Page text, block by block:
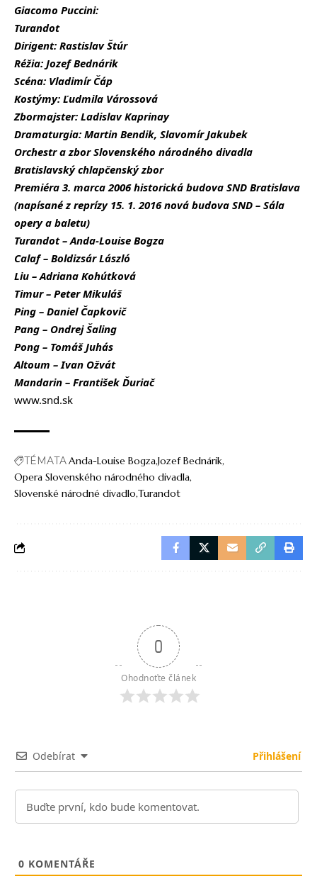
Giacomo Puccini:
Turandot
Dirigent: Rastislav Štúr
Réžia: Jozef Bednárik
Scéna: Vladimír Čáp
Kostýmy: Ľudmila Várossová
Zbormajster: Ladislav Kaprinay
Dramaturgia: Martin Bendik, Slavomír Jakubek
Orchestr a zbor Slovenského národného divadla
Bratislavský chlapčenský zbor
Premiéra 3. marca 2006 historická budova SND Bratislava
(napísané z reprízy 15. 1. 2016 nová budova SND – Sála
opery a baletu)
Turandot – Anda-Louise Bogza
Calaf – Boldizsár László
Liu – Adriana Kohútková
Timur – Peter Mikuláš
Ping – Daniel Čapkovič
Pang – Ondrej Šaling
Pong – Tomáš Juhás
Altoum – Ivan Ožvát
Mandarin – František Ďuriač
www.snd.sk
TÉMATAAnda-Louise BogzaJozef Bednárik
Opera Slovenského národného divadla
Slovenské národné divadlo Turandot
0
Ohodnoťte článek
Odebírat Přihlášení
0 KOMENTÁŘE